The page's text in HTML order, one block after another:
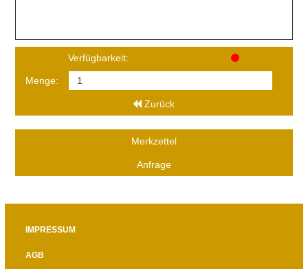
Verfügbarkeit:
Menge:
Zurück
Merkzettel
Anfrage
IMPRESSUM
AGB